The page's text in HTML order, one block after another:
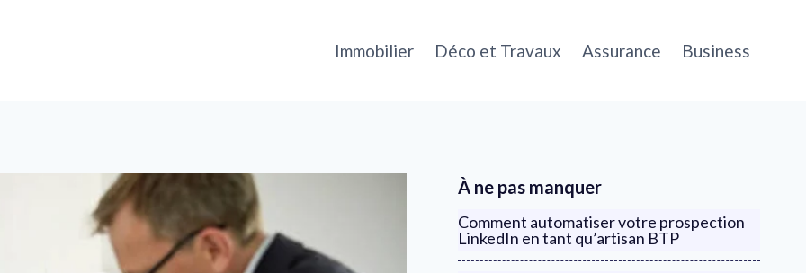
Immobilier Déco et Travaux Assurance Business
À ne pas manquer
Comment automatiser votre prospection
LinkedIn en tant qu’artisan BTP